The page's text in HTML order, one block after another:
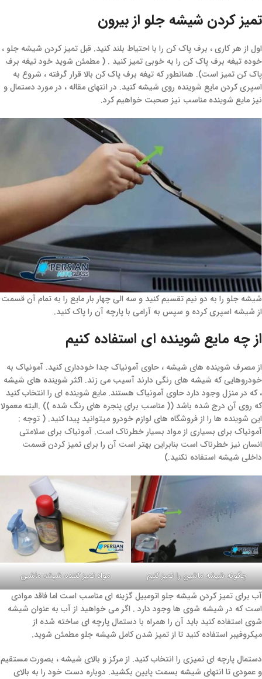
تمیز کردن شیشه جلو از بیرون
اول از هر کاری ، برف پاک کن را با احتیاط بلند کنید. قبل تمیز کردن شیشه جلو ،
خوده تیغه برف پاک کن را به خوبی تمیز کنید . ( مطمئن شوید خود تیغه برف
پاک کن تمیز است). همانطور که تیغه برف پاک کن بالا قرار گرفته ، شروع به
اسپری کردن مایع شوینده روی شیشه کنید. در انتهای مقاله ، در مورد دستمال و
نیز مایع شوینده مناسب نیز صحبت خواهیم کرد.
شیشه جلو را به دو نیم تقسیم کنید و سه الی چهار بار مایع را به تمام آن قسمت
از شیشه اسپری کرده و سپس به آرامی با پارچه آن را پاک کنید.
از چه مایع شوینده ای استفاده کنیم
از مصرف شوینده های شیشه ، حاوی آمونیاک جدا خودداری کنید. آمونیاک به
خودروهایی که شیشه های رنگی دارند آسیب می زند. اکثر شوینده های شیشه
، که در منزل وجود دارد حاوی آمونیاک هستند. مایع شوینده ای را انتخاب کنید
که روی آن درج شده باشد (( مناسب برای پنجره های رنگ شده )) .البته معمولا
این شوینده ها را از فروشگاه های لوازم خودرو میتوانید پیدا کنید. ( توجه :
آمونیاک برای بسیاری از مواد بسیار خطرناک است. آمونیاک برای سلامتی
انسان نیز خطرناک است بنابراین بهتر است آن را برای تمیز کردن قسمت
داخلی شیشه استفاده نکنید.)
چگونه شیشه ماشین را تمیز کنیم مواد تمیز کننده شیشه ماشین
آب برای تمیز کردن شیشه جلو اتومبیل گزینه ای مناسب است اما فاقد موادی
است که در شیشه شوی ها وجود دارد . اگر می خواهید از آب به عنوان شیشه
شوی استفاده کنید باید آن را همراه با دستمال پارچه ای ساخته شده از
میکروفیبر استفاده کنید تا از تمیز شدن کامل شیشه جلو مطمئن شوید.
دستمال پارچه ای تمیزی را انتخاب کنید. از مرکز و بالای شیشه ، بصورت مستقیم
و عمودی تا انتهای شیشه بسمت پایین بکشید. دوباره دست خود را به بالای